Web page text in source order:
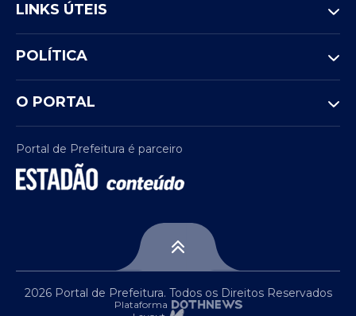
LINKS ÚTEIS
POLÍTICA
O PORTAL
Portal de Prefeitura é parceiro
2026 Portal de Prefeitura. Todos os Direitos Reservados
Plataforma